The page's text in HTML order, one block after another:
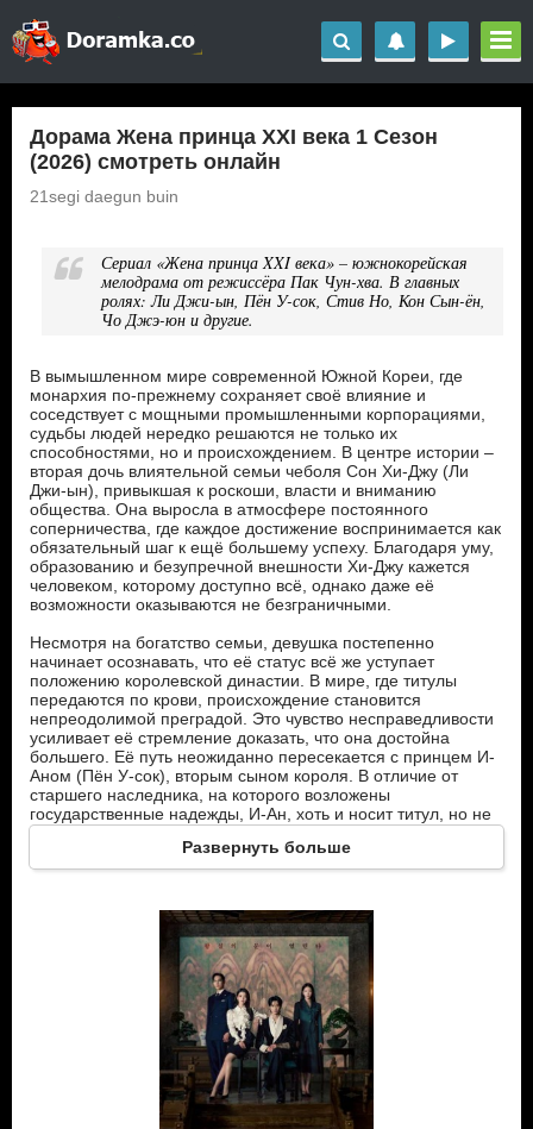
Дорама Жена принца XXI века 1 Сезон
(2026) смотреть онлайн
21segi daegun buin
Сериал «Жена принца XXI века» – южнокорейская
мелодрама от режиссёра Пак Чун-хва. В главных
ролях: Ли Джи-ын, Пён У-сок, Стив Но, Кон Сын-ён,
Чо Джэ-юн и другие.
В вымышленном мире современной Южной Кореи, где
монархия по-прежнему сохраняет своё влияние и
соседствует с мощными промышленными корпорациями,
судьбы людей нередко решаются не только их
способностями, но и происхождением. В центре истории –
вторая дочь влиятельной семьи чеболя Сон Хи-Джу (Ли
Джи-ын), привыкшая к роскоши, власти и вниманию
общества. Она выросла в атмосфере постоянного
соперничества, где каждое достижение воспринимается как
обязательный шаг к ещё большему успеху. Благодаря уму,
образованию и безупречной внешности Хи-Джу кажется
человеком, которому доступно всё, однако даже её
возможности оказываются не безграничными.
Несмотря на богатство семьи, девушка постепенно
начинает осознавать, что её статус всё же уступает
положению королевской династии. В мире, где титулы
передаются по крови, происхождение становится
непреодолимой преградой. Это чувство несправедливости
усиливает её стремление доказать, что она достойна
большего. Её путь неожиданно пересекается с принцем И-
Аном (Пён У-сок), вторым сыном короля. В отличие от
старшего наследника, на которого возложены
государственные надежды, И-Ан, хоть и носит титул, но не
имеет чёткого будущего. Его жизнь подчинена строгим
дворцовым правилам, а любые личные желания остаются в
тени обязанностей. Знакомство с Хи-Джу становится для
Развернуть больше